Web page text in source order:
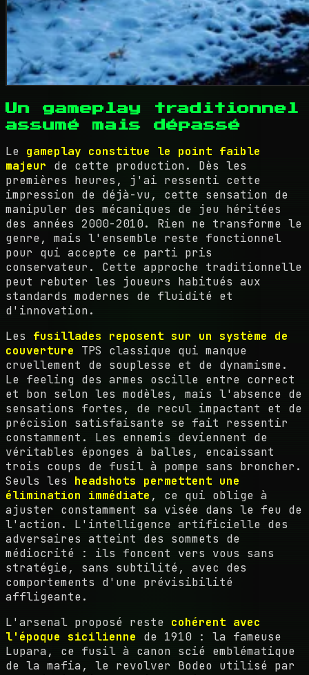
Un gameplay traditionnel
assumé mais dépassé
Le gameplay constitue le point faible
majeur de cette production. Dès les
premières heures, j'ai ressenti cette
impression de déjà-vu, cette sensation de
manipuler des mécaniques de jeu héritées
des années 2000-2010. Rien ne transforme le
genre, mais l'ensemble reste fonctionnel
pour qui accepte ce parti pris
conservateur. Cette approche traditionnelle
peut rebuter les joueurs habitués aux
standards modernes de fluidité et
d'innovation.
Les fusillades reposent sur un système de
couverture TPS classique qui manque
cruellement de souplesse et de dynamisme.
Le feeling des armes oscille entre correct
et bon selon les modèles, mais l'absence de
sensations fortes, de recul impactant et de
précision satisfaisante se fait ressentir
constamment. Les ennemis deviennent de
véritables éponges à balles, encaissant
trois coups de fusil à pompe sans broncher.
Seuls les headshots permettent une
élimination immédiate , ce qui oblige à
ajuster constamment sa visée dans le feu de
l'action. L'intelligence artificielle des
adversaires atteint des sommets de
médiocrité : ils foncent vers vous sans
stratégie, sans subtilité, avec des
comportements d'une prévisibilité
affligeante.
L'arsenal proposé reste cohérent avec
l'époque sicilienne de 1910 : la fameuse
Lupara, ce fusil à canon scié emblématique
de la mafia, le revolver Bodeo utilisé par